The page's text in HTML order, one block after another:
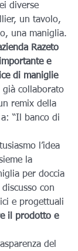
diverse
un tavolo,
una maniglia.
Razeto
e
di maniglie
già collaborato
remix della
“Il banco di
l’idea
la
per doccia
con
e progettuali
il prodotto e
del